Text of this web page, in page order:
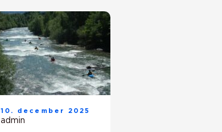
10. december 2025
admin